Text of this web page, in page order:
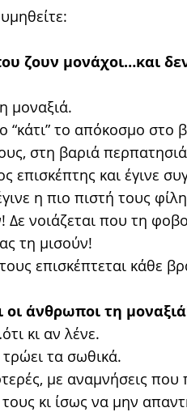
ζουν μονάχοι…και
μοναξιά.
“κάτι” το απόκοσμο στο
στη βαριά
επισκέπτης και έγινε
η πιο πιστή τους
νοιάζεται που τη
τη μισούν!
επισκέπτεται κάθε
άνθρωποι τη
κι αν λένε.
τα σωθικά.
με αναμνήσεις
κι ίσως να μην